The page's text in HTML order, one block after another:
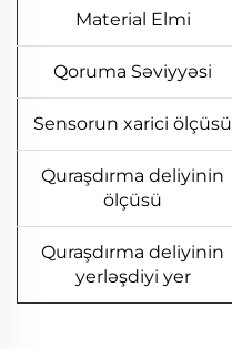
Material Elmi
Qoruma Səviyyəsi
Sensorun xarici ölçüsü
Quraşdırma deliyinin
ölçüsü
Quraşdırma deliyinin
yerləşdiyi yer